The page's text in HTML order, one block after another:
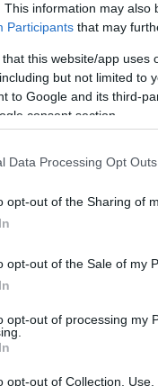
This information may
Participants that may
that this website/app
but not limited to
to Google and its third-
consent section.
Data Processing Opt Outs
opt-out of the Sharing of
opt-out of the Sale of my
opt-out of processing my
opt-out of Collection,
Μπέρι
Ο Βαν
μου
1
τον
28